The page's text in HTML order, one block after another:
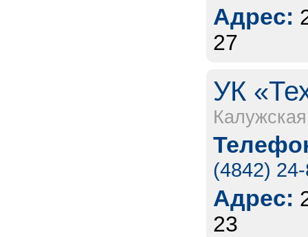
Адрес:
27
УК
(4842)
Адрес:
23